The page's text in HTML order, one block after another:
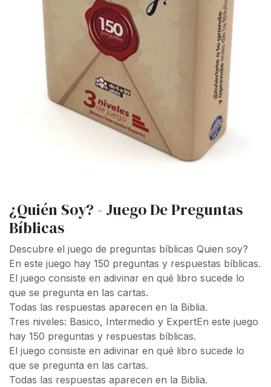
¿Quién Soy? - Juego De Preguntas
Bíblicas
Descubre el juego de preguntas bíblicas Quien soy?
En este juego hay 150 preguntas y respuestas bíblicas.
El juego consiste en adivinar en qué libro sucede lo
que se pregunta en las cartas.
Todas las respuestas aparecen en la Biblia.
Tres niveles: Basico, Intermedio y ExpertEn este juego
hay 150 preguntas y respuestas bíblicas.
El juego consiste en adivinar en qué libro sucede lo
que se pregunta en las cartas.
Todas las respuestas aparecen en la Biblia.